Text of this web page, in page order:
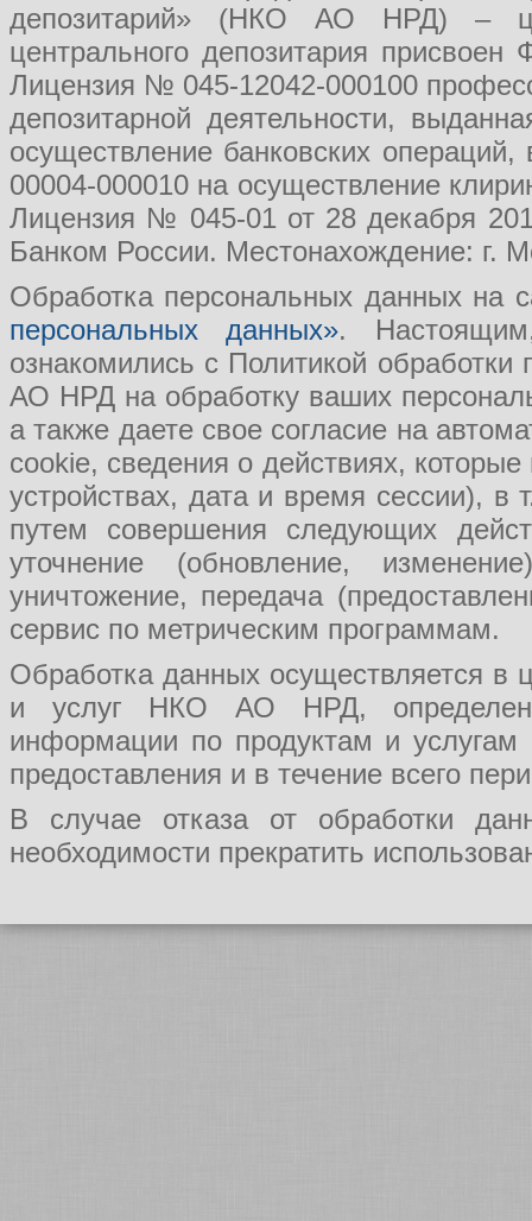
депозитарий» (НКО АО НРД) –
центрального депозитария
Лицензия № 045-12042-000100
депозитарной деятельности,
осуществление банковских
00004-000010 на осуществление
Лицензия № 045-01 от 28 декабря
Банком России. Местонахождение: г.
Обработка персональных данных на
персональных данных».
ознакомились с Политикой
АО НРД на обработку ваших
а также даете свое согласие на
cookie, сведения о действиях,
устройствах, дата и время сессии), в
путем совершения следующих
уточнение (обновление,
уничтожение, передача
сервис по метрическим программам.
Обработка данных осуществляется в
и услуг НКО АО НРД, определения
информации по продуктам и
предоставления и в течение всего
В случае отказа от обработки
необходимости прекратить